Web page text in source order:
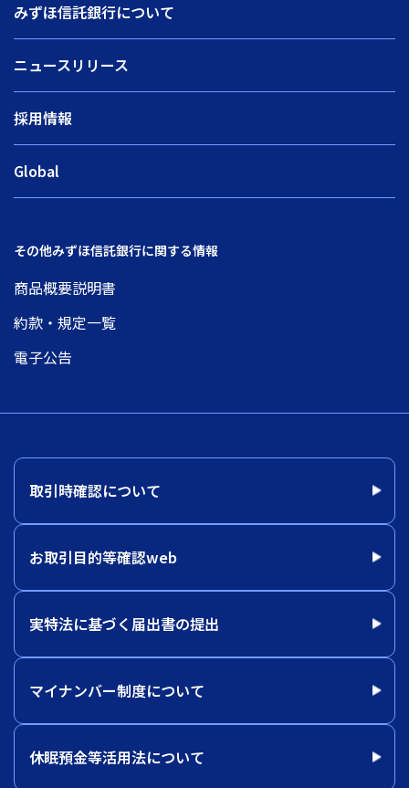
みずほ信託銀行について
ニュースリリース
採用情報
Global
その他みずほ信託銀行に関する情報
商品概要説明書
約款・規定一覧
電子公告
取引時確認について
お取引目的等確認web
実特法に基づく届出書の提出
マイナンバー制度について
休眠預金等活用法について